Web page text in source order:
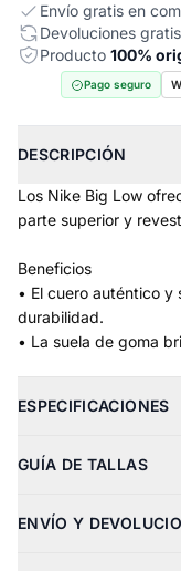
Envío gratis en
Devoluciones gratis
Producto 100%
Pago seguro
DESCRIPCIÓN
Los Nike Big Low
parte superior y
Beneficios
• El cuero auténtico
durabilidad.
• La suela de goma
ESPECIFICACIONES
GUÍA DE TALLAS
ENVÍO Y